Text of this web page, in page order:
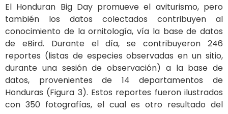
El Honduran Big Day promueve el aviturismo, pero
también los datos colectados contribuyen al
conocimiento de la ornitología, vía la base de datos
de eBird. Durante el día, se contribuyeron 246
reportes (listas de especies observadas en un sitio,
durante una sesión de observación) a la base de
datos, provenientes de 14 departamentos de
Honduras (Figura 3). Estos reportes fueron ilustrados
con 350 fotografías, el cual es otro resultado del